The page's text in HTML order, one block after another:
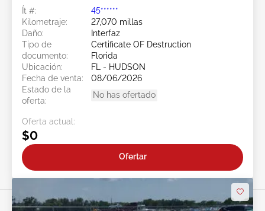
Ít #:
45******
Kilometraje:
27,070 millas
Daño:
Interfaz
Tipo de
documento:
Certificate OF Destruction
Florida
Ubicación:
FL - HUDSON
Fecha de venta:
08/06/2026
Estado de la
oferta:
No has ofertado
Oferta actual:
$0
Ofertar